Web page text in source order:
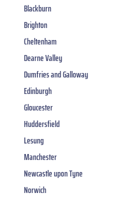
Blackburn
Brighton
Cheltenham
Dearne Valley
Dumfries and Galloway
Edinburgh
Gloucester
Huddersfield
Lesung
Manchester
Newcastle upon Tyne
Norwich